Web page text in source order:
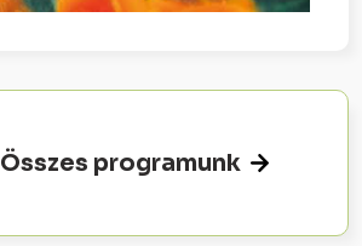
Összes programunk